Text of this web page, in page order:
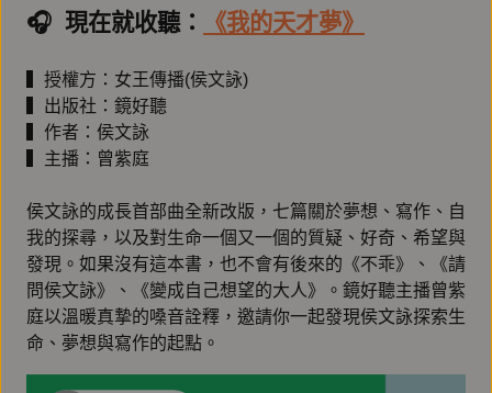
🎧️ 現在就收聽： 《我的天才夢》
▍授權方：女王傳播(侯文詠)
▍出版社：鏡好聽
▍作者：侯文詠
▍主播：曾紫庭
侯文詠的成長首部曲全新改版，七篇關於夢想、寫作、自
我的探尋，以及對生命一個又一個的質疑、好奇、希望與
發現。如果沒有這本書，也不會有後來的《不乖》、《請
問侯文詠》、《變成自己想望的大人》。鏡好聽主播曾紫
庭以溫暖真摯的嗓音詮釋，邀請你一起發現侯文詠探索生
命、夢想與寫作的起點。